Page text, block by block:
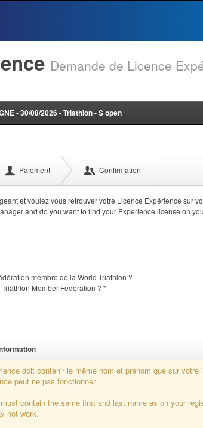
Demande de Licence
- 30/08/2026 - Triathlon - S open
Paiement Confirmation
et voulez vous retrouver votre Licence Expérience sur
and do you want to find your Experience license on
membre de la World Triathlon ?
Member Federation ? *
doit contenir le même nom et prénom que sur
peut ne pas fonctionner.
contain the same first and last name as on your
not work.